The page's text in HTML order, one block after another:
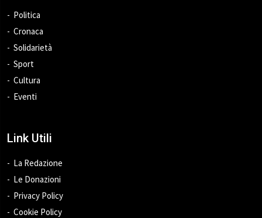
Politica
Cronaca
Solidarietà
Sport
Cultura
Eventi
Link Utili
La Redazione
Le Donazioni
Privacy Policy
Cookie Policy